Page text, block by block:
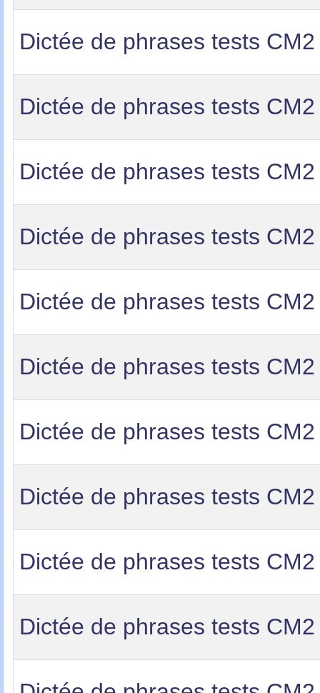
Dictée de phrases tests CM2
Dictée de phrases tests CM2
Dictée de phrases tests CM2
Dictée de phrases tests CM2
Dictée de phrases tests CM2
Dictée de phrases tests CM2
Dictée de phrases tests CM2
Dictée de phrases tests CM2
Dictée de phrases tests CM2
Dictée de phrases tests CM2